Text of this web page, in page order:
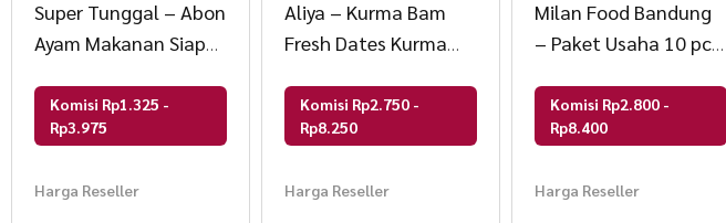
Super Tunggal – Abon
Ayam Makanan Siap
Komisi Rp1.325 -
Rp3.975
Harga Reseller
Aliya – Kurma Bam
Fresh Dates Kurma
Lembut
Komisi Rp2.750 -
Rp8.250
Harga Reseller
Milan Food Bandung
– Paket Usaha 10 pcs
Snack Makanan
Ringan 90 gr
Komisi Rp2.800 -
Rp8.400
Harga Reseller